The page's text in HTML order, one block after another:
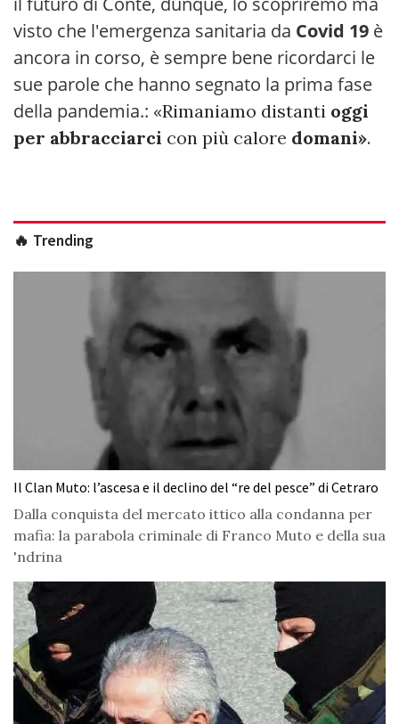
visto che l'emergenza sanitaria da Covid 19 è
ancora in corso, è sempre bene ricordarci le
sue parole che hanno segnato la prima fase
della pandemia.: «Rimaniamo distanti oggi
per abbracciarci con più calore domani».
🔥 Trending
Il Clan Muto: l’ascesa e il declino del “re del pesce” di Cetraro
Dalla conquista del mercato ittico alla condanna per
mafia: la parabola criminale di Franco Muto e della sua
'ndrina